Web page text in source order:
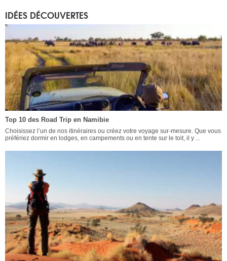
IDÉES DÉCOUVERTES
Top 10 des Road Trip en Namibie
Choisissez l’un de nos itinéraires ou créez votre voyage sur-mesure. Que vous
préfériez dormir en lodges, en campements ou en tente sur le toit, il y ...